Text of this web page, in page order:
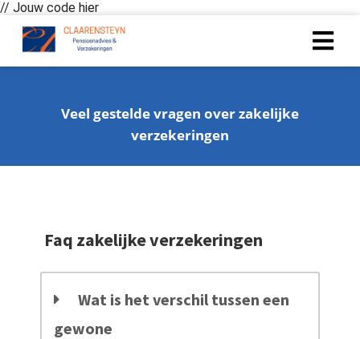
// Jouw code hier
Veel gestelde vragen over zakelijke
verzekeringen
Faq zakelijke verzekeringen
Wat is het verschil tussen een
gewone